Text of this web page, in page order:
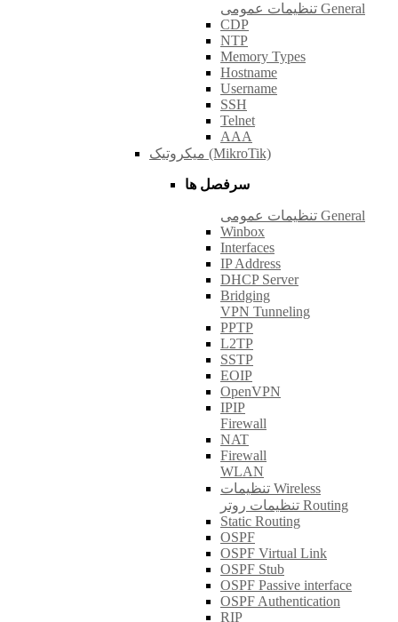
تنظیمات عمومی General
CDP
NTP
Memory Types
Hostname
Username
SSH
Telnet
AAA
میکروتیک (MikroTik)
سرفصل ها
تنظیمات عمومی General
Winbox
Interfaces
IP Address
DHCP Server
Bridging
VPN Tunneling
PPTP
L2TP
SSTP
EOIP
OpenVPN
IPIP
Firewall
NAT
Firewall
WLAN
تنظیمات Wireless
تنظیمات روتر Routing
Static Routing
OSPF
OSPF Virtual Link
OSPF Stub
OSPF Passive interface
OSPF Authentication
RIP